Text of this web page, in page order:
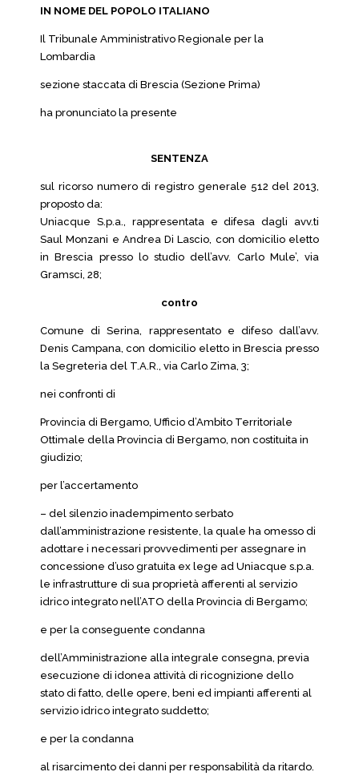
IN NOME DEL POPOLO ITALIANO
Il Tribunale Amministrativo Regionale per la
Lombardia
sezione staccata di Brescia (Sezione Prima)
ha pronunciato la presente
SENTENZA
sul ricorso numero di registro generale 512 del 2013,
proposto da:
Uniacque S.p.a., rappresentata e difesa dagli avv.ti
Saul Monzani e Andrea Di Lascio, con domicilio eletto
in Brescia presso lo studio dell’avv. Carlo Mule’, via
Gramsci, 28;
contro
Comune di Serina, rappresentato e difeso dall’avv.
Denis Campana, con domicilio eletto in Brescia presso
la Segreteria del T.A.R., via Carlo Zima, 3;
nei confronti di
Provincia di Bergamo, Ufficio d’Ambito Territoriale
Ottimale della Provincia di Bergamo, non costituita in
giudizio;
per l’accertamento
– del silenzio inadempimento serbato
dall’amministrazione resistente, la quale ha omesso di
adottare i necessari provvedimenti per assegnare in
concessione d’uso gratuita ex lege ad Uniacque s.p.a.
le infrastrutture di sua proprietà afferenti al servizio
idrico integrato nell’ATO della Provincia di Bergamo;
e per la conseguente condanna
dell’Amministrazione alla integrale consegna, previa
esecuzione di idonea attività di ricognizione dello
stato di fatto, delle opere, beni ed impianti afferenti al
servizio idrico integrato suddetto;
e per la condanna
al risarcimento dei danni per responsabilità da ritardo.